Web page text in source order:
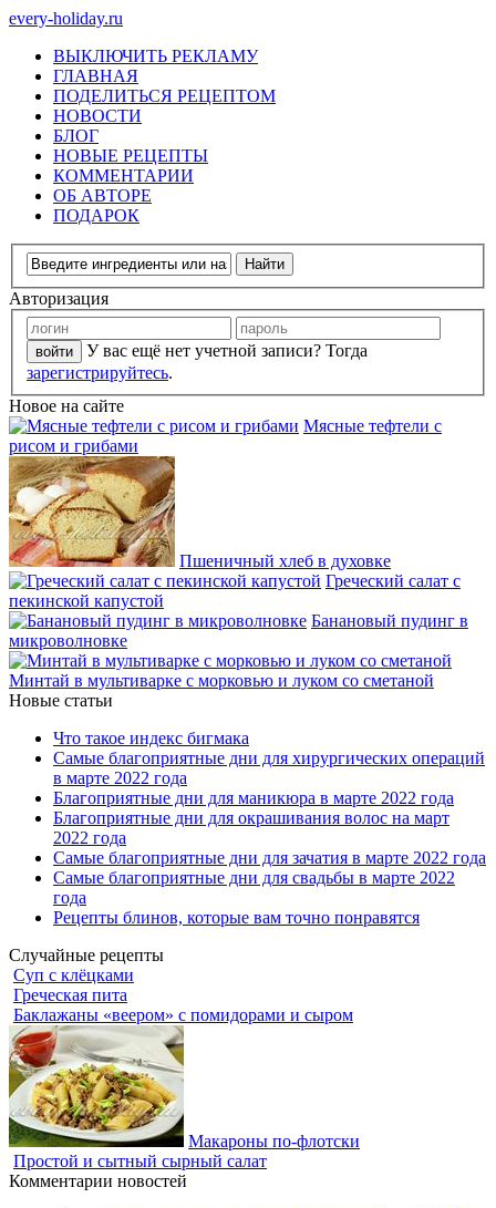
every-holiday.ru
ВЫКЛЮЧИТЬ РЕКЛАМУ
ГЛАВНАЯ
ПОДЕЛИТЬСЯ РЕЦЕПТОМ
НОВОСТИ
БЛОГ
НОВЫЕ РЕЦЕПТЫ
КОММЕНТАРИИ
ОБ АВТОРЕ
ПОДАРОК
Авторизация
У вас ещё нет учетной записи? Тогда
зарегистрируйтесь.
Новое на сайте
Мясные тефтели с
рисом и грибами
Пшеничный хлеб в духовке
Греческий салат с
пекинской капустой
Банановый пудинг в
микроволновке
Минтай в мультиварке с морковью и луком со сметаной
Новые статьи
Что такое индекс бигмака
Самые благоприятные дни для хирургических операций
в марте 2022 года
Благоприятные дни для маникюра в марте 2022 года
Благоприятные дни для окрашивания волос на март
2022 года
Самые благоприятные дни для зачатия в марте 2022 года
Самые благоприятные дни для свадьбы в марте 2022
года
Рецепты блинов, которые вам точно понравятся
Случайные рецепты
Суп с клёцками
Греческая пита
Баклажаны «веером» с помидорами и сыром
Макароны по-флотски
Простой и сытный сырный салат
Комментарии новостей